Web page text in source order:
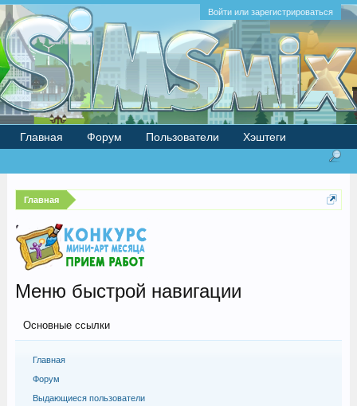
Войти или зарегистрироваться
Главная
Меню быстрой навигации
Основные ссылки
Главная
Форум
Выдающиеся пользователи
Главная Форум Пользователи Хэштеги